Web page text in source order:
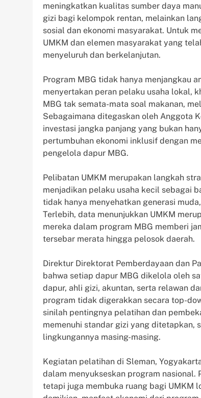
meningkatkan kualitas sumber daya
gizi bagi kelompok rentan, melainkan
sosial dan ekonomi masyarakat. Untuk
UMKM dan elemen masyarakat yang
menyeluruh dan berkelanjutan.
Program MBG tidak hanya menjangkau
menyertakan peran pelaku usaha lokal,
MBG tak semata-mata soal makanan,
Sebagaimana ditegaskan oleh Anggota
investasi jangka panjang yang bukan
pertumbuhan ekonomi inklusif dengan
pengelola dapur MBG.
Pelibatan UMKM merupakan langkah
menjadikan pelaku usaha kecil sebagai
tidak hanya menyehatkan generasi
Terlebih, data menunjukkan UMKM
mereka dalam program MBG memberi
tersebar merata hingga pelosok daerah.
Direktur Direktorat Pemberdayaan dan
bahwa setiap dapur MBG dikelola oleh
dapur, ahli gizi, akuntan, serta relawan
program tidak digerakkan secara top-
sinilah pentingnya pelatihan dan
memenuhi standar gizi yang ditetapkan,
lingkungannya masing-masing.
Kegiatan pelatihan di Sleman,
dalam menyukseskan program
tetapi juga membuka ruang bagi UMKM